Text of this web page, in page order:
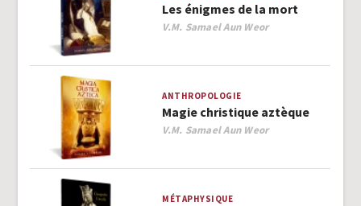
Les énigmes de la mort
Author
V.M. Samael Aun Weor
ANTHROPOLOGIE
Magie christique aztèque
Author
V.M. Samael Aun Weor
MÉTAPHYSIQUE